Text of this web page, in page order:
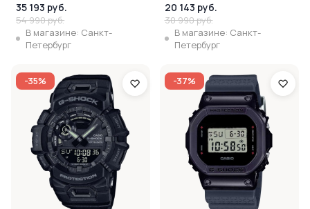
35 193 руб.
54 990 руб.
В магазине: Санкт-
Петербург
20 143 руб.
30 990 руб.
В магазине: Санкт-
Петербург
-35% -37%